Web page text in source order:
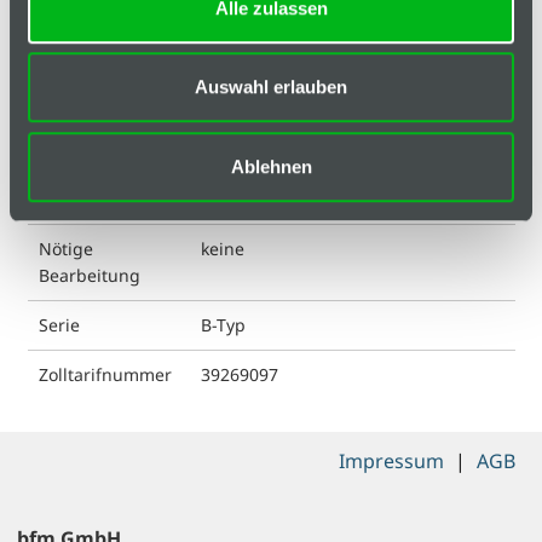
Alle zulassen
Auswahl erlauben
Ablehnen
Farbe schwarz
0.6 g
Material Kunststoff PA
Nötige
Bearbeitung
keine
Serie B-Typ
Zolltarifnummer 39269097
Impressum | AGB